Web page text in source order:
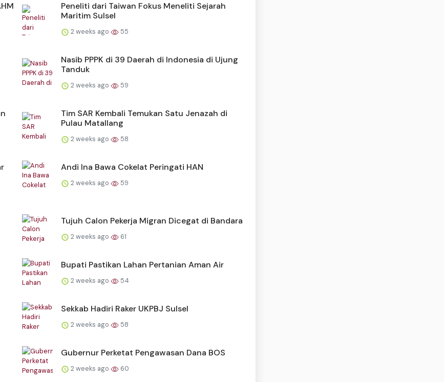
Peneliti dari Taiwan Fokus Meneliti Sejarah
Maritim Sulsel
2 weeks ago 55
Nasib PPPK di 39 Daerah di Indonesia di Ujung
Tanduk
2 weeks ago 59
Tim SAR Kembali Temukan Satu Jenazah di
Pulau Matallang
2 weeks ago 58
Andi Ina Bawa Cokelat Peringati HAN
2 weeks ago 59
Tujuh Calon Pekerja Migran Dicegat di Bandara
2 weeks ago 61
Bupati Pastikan Lahan Pertanian Aman Air
2 weeks ago 54
Sekkab Hadiri Raker UKPBJ Sulsel
2 weeks ago 58
Gubernur Perketat Pengawasan Dana BOS
2 weeks ago 60